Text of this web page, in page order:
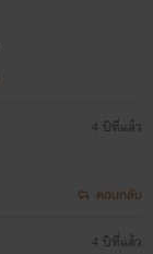
4 ปีที่แล้ว
ตอบกลับ
4 ปีที่แล้ว